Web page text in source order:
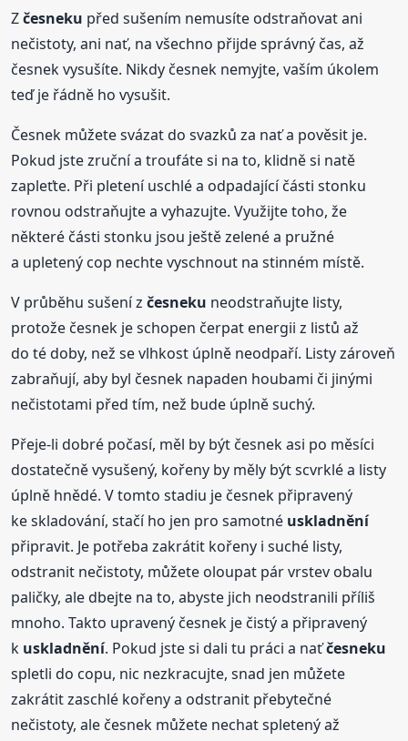
Zčesneku před sušením nemusíte odstraňovat ani
nečistoty, ani nať, na všechno přijde správný čas, až
česnek vysušíte. Nikdy česnek nemyjte, vaším úkolem
teď je řádně ho vysušit.
Česnek můžete svázat do svazků za nať a pověsit je.
Pokud jste zruční a troufáte si na to, klidně si natě
zapleťte. Při pletení uschlé a odpadající části stonku
rovnou odstraňujte a vyhazujte. Využijte toho, že
některé části stonku jsou ještě zelené a pružné
a upletený cop nechte vyschnout na stinném místě.
V průběhu sušení zčesneku neodstraňujte listy,
protože česnek je schopen čerpat energii z listů až
do té doby, než se vlhkost úplně neodpaří. Listy zároveň
zabraňují, aby byl česnek napaden houbami či jinými
nečistotami před tím, než bude úplně suchý.
Přeje-li dobré počasí, měl by být česnek asi po měsíci
dostatečně vysušený, kořeny by měly být scvrklé a listy
úplně hnědé. V tomto stadiu je česnek připravený
ke skladování, stačí ho jen pro samotné uskladnění
připravit. Je potřeba zakrátit kořeny i suché listy,
odstranit nečistoty, můžete oloupat pár vrstev obalu
paličky, ale dbejte na to, abyste jich neodstranili příliš
mnoho. Takto upravený česnek je čistý a připravený
k uskladnění. Pokud jste si dali tu práci a naťčesneku
spletli do copu, nic nezkracujte, snad jen můžete
zakrátit zaschlé kořeny a odstranit přebytečné
nečistoty, ale česnek můžete nechat spletený až